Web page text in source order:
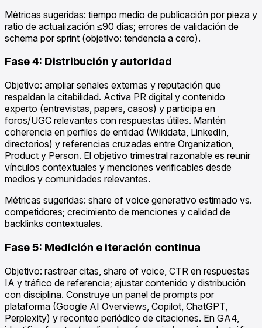
Métricas sugeridas: tiempo medio de publicación por pieza y
ratio de actualización ≤90 días; errores de validación de
schema por sprint (objetivo: tendencia a cero).
Fase 4: Distribución y autoridad
Objetivo: ampliar señales externas y reputación que
respaldan la citabilidad. Activa PR digital y contenido
experto (entrevistas, papers, casos) y participa en
foros/UGC relevantes con respuestas útiles. Mantén
coherencia en perfiles de entidad (Wikidata, LinkedIn,
directorios) y referencias cruzadas entre Organization,
Product y Person. El objetivo trimestral razonable es reunir
vínculos contextuales y menciones verificables desde
medios y comunidades relevantes.
Métricas sugeridas: share of voice generativo estimado vs.
competidores; crecimiento de menciones y calidad de
backlinks contextuales.
Fase 5: Medición e iteración continua
Objetivo: rastrear citas, share of voice, CTR en respuestas
IA y tráfico de referencia; ajustar contenido y distribución
con disciplina. Construye un panel de prompts por
plataforma (Google AI Overviews, Copilot, ChatGPT,
Perplexity) y reconteo periódico de citaciones. En GA4,